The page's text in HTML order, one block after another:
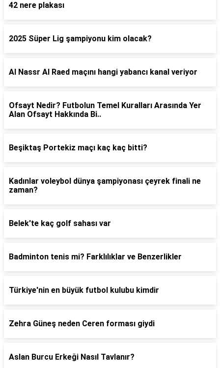
42 nere plakası
2025 Süper Lig şampiyonu kim olacak?
Al Nassr Al Raed maçını hangi yabancı kanal veriyor
Ofsayt Nedir? Futbolun Temel Kuralları Arasında Yer
Alan Ofsayt Hakkında Bi..
Beşiktaş Portekiz maçı kaç kaç bitti?
Kadınlar voleybol dünya şampiyonası çeyrek finali ne
zaman?
Belek'te kaç golf sahası var
Badminton tenis mi? Farklılıklar ve Benzerlikler
Türkiye'nin en büyük futbol kulubu kimdir
Zehra Güneş neden Ceren forması giydi
Aslan Burcu Erkeği Nasıl Tavlanır?